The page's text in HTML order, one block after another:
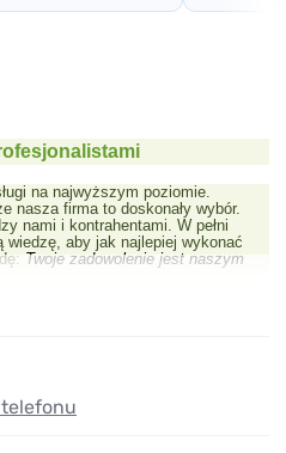
na najwyższym poziomie.
nasza firma to doskonały wybór.
nami i kontrahentami. W pełni
aby jak najlepiej wykonać
Twoje zadowolenie jest naszym